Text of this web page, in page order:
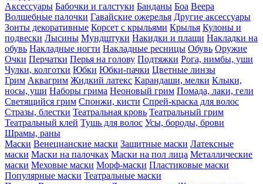
Аксессуары Бабочки и галстуки Банданы Боа Веера
Волшебные палочки Гавайские ожерелья Другие аксессуары
Зонты декоративные Корсет с крыльями Крылья Кулоны и
подвески Лысины Мундштуки Накидки и плащи Накладки на
обувь Накладные ногти Накладные ресницы Обувь Оружие
Очки Перчатки Перья на голову Подтяжки Рога, нимбы, уши
Чулки, колготки Юбки Юбки-пачки Цветные линзы
Грим Аквагрим Жидкий латекс Карандаши, мелки Клыки,
носы, уши Наборы грима Неоновый грим Помада, лаки, гели
Светящийся грим Спонжи, кисти Спрей-краска для волос
Стразы, блестки Театральная кровь Театральный грим
Театральный клей Тушь для волос Усы, бороды, брови
Шрамы, раны
Маски Венецианские маски Защитные маски Латексные
маски Маски на палочках Маски на пол лица Металлические
маски Меховые маски Морф-маски Пластиковые маски
Популярные маски Театральные маски